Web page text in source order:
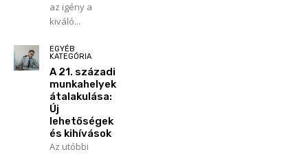
az igény a
kiváló...
EGYÉB
KATEGÓRIA
A 21. századi
munkahelyek
átalakulása:
Új
lehetőségek
és kihívások
Az utóbbi